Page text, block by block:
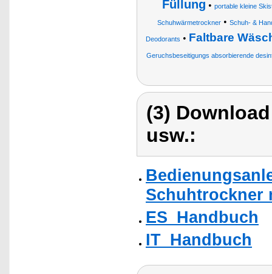
Füllung • portable kleine
Schuhwärmetrockner• Schuh- &
Deodorants • Faltbare
Geruchsbeseitigungs absorbierende
(3)
usw.:
Schuhtrockner
ES_Handbuch
IT_Handbuch